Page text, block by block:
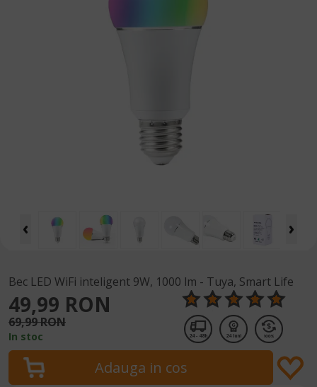
Bec LED WiFi inteligent 9W, 1000 lm - Tuya, Smart Life
49,99 RON
69,99 RON
In stoc 24 - 48h 24 luni